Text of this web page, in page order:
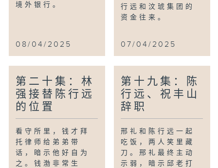
境外银行。
08/04/2025
行远和汶琥集团的
资金往来。
07/04/2025
第二十集：林
强接替陈行远
的位置
看守所里，钱才拜
托律师给弟弟带
话，暗示他好自为
之。钱渤非常生
第十九集：陈
行远、祝丰山
辞职
邢礼和陈行远一起
吃饭，两人笑里藏
刀。邢礼最终主动
示弱，暗示邱老打